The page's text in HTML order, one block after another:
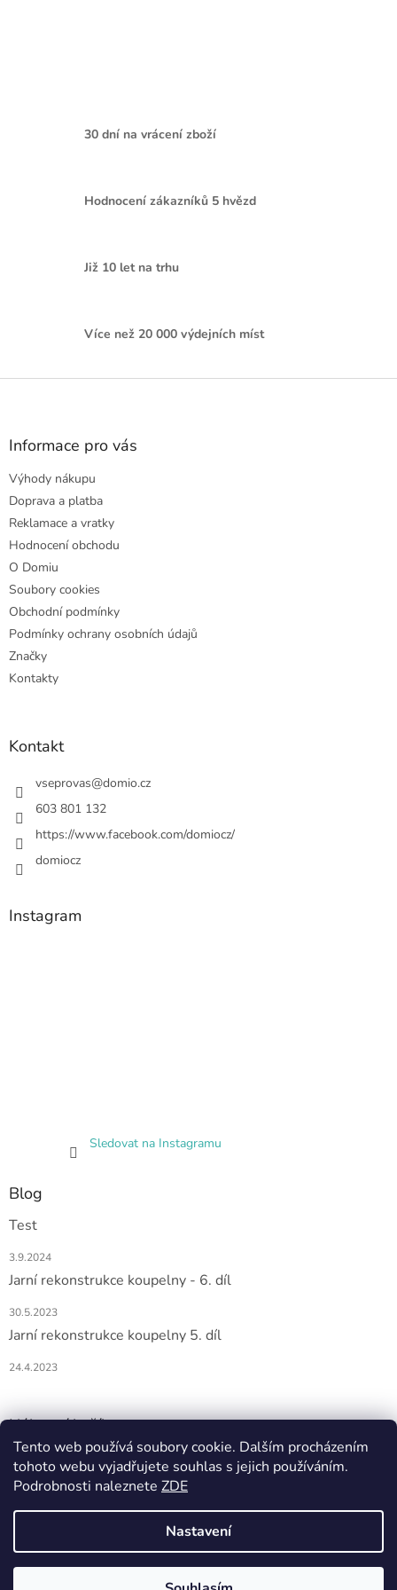
Tento web používá soubory cookie. Dalším procházením
tohoto webu vyjadřujete souhlas s jejich používáním.
Podrobnosti naleznete ZDE
Nastavení
30 dní na vrácení zboží
Hodnocení zákazníků 5 hvězd
Již 10 let na trhu
Více než 20 000 výdejních míst
Z
Informace pro vás
Výhody nákupu
Doprava a platba
Reklamace a vratky
Hodnocení obchodu
O Domiu
Soubory cookies
Obchodní podmínky
Podmínky ochrany osobních údajů
Značky
Kontakty
Kontakt
vseprovas@domio.cz
603 801 132
https://www.facebook.com/domiocz/
domiocz
Instagram
Sledovat na Instagramu
Blog
Test
3.9.2024
Jarní rekonstrukce koupelny - 6. díl
30.5.2023
Jarní rekonstrukce koupelny 5. díl
24.4.2023
Nákupní košík
0KS /0 KČ
Vytvořil Shoptet